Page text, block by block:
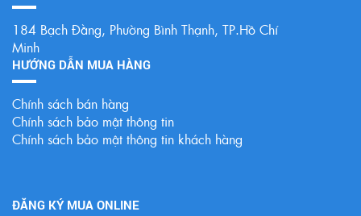
184 Bạch Đằng, Phường Bình Thạnh, TP.Hồ Chí
Minh
HƯỚNG DẪN MUA HÀNG
Chính sách bán hàng
Chính sách bảo mật thông tin
Chính sách bảo mật thông tin khách hàng
ĐĂNG KÝ MUA ONLINE